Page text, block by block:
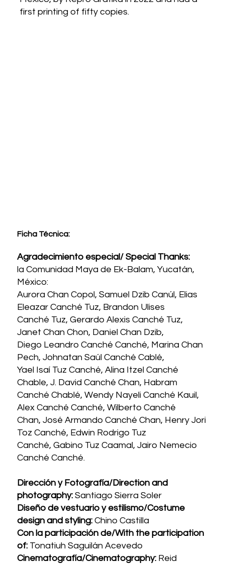
first printing of fifty copies.
Ficha Técnica:
Agradecimiento especial/ Special Thanks:
la Comunidad Maya de Ek-Balam, Yucatán,
México:
Aurora Chan Copol, Samuel Dzib Canúl, Elias
Eleazar Canché Tuz, Brandon Ulises
Canché Tuz, Gerardo Alexis Canché Tuz,
Janet Chan Chon, Daniel Chan Dzib,
Diego Leandro Canché Canché, Marina Chan
Pech, Johnatan Saúl Canché Cablé,
Yael Isaí Tuz Canché, Alina Itzel Canché
Chable, J. David Canché Chan, Habram
Canché Chablé, Wendy Nayeli Canché Kauil,
Alex Canché Canché, Wilberto Canché
Chan, José Armando Canché Chan, Henry Jori
Toz Canché, Edwin Rodrigo Tuz
Canché, Gabino Tuz Caamal, Jairo Nemecio
Canché Canché.
Dirección y Fotografía/Direction and
photography: Santiago Sierra Soler
Diseño de vestuario y estilismo/Costume
design and styling: Chino Castilla
Con la participación de/With the participation
of: Tonatiuh Saguilán Acevedo
Cinematografía/Cinematography: Reid